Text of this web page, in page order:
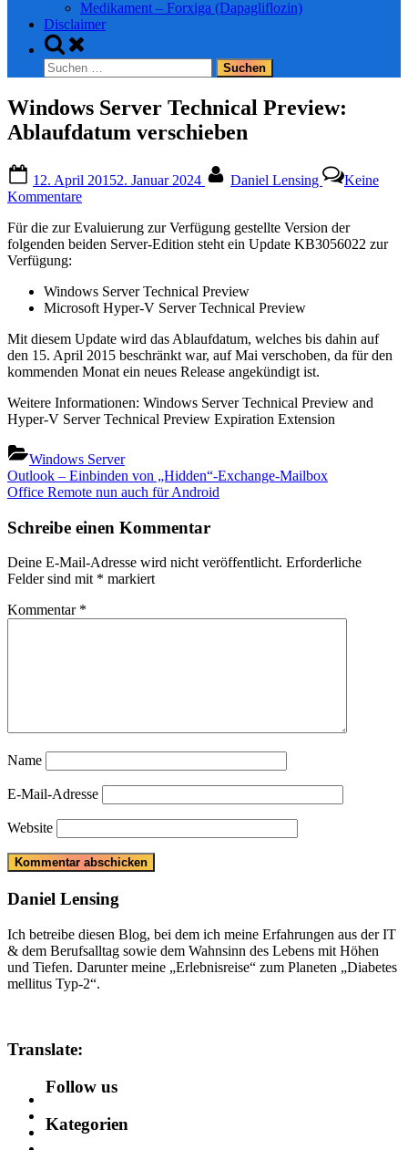
Medikament – Forxiga (Dapagliflozin)
Disclaimer
Toggle
search
form
Suchen
nach:
Windows Server Technical Preview:
Ablaufdatum verschieben
on
12. April 20152. Januar 2024 Daniel Lensing
Keine
Kommentarezu
Server
Technical
verschieben
Für die zur Evaluierung zur Verfügung gestellte Version der
folgenden beiden Server-Edition steht ein Update KB3056022 zur
Verfügung:
Windows Server Technical Preview
Microsoft Hyper-V Server Technical Preview
Mit diesem Update wird das Ablaufdatum, welches bis dahin auf
den 15. April 2015 beschränkt war, auf Mai verschoben, da für den
kommenden Monat ein neues Release angekündigt ist.
Weitere Informationen: Windows Server Technical Preview and
Hyper-V Server Technical Preview Expiration Extension
Windows Server
Beitragsnavigation
Previous
Post:
Outlook – Einbinden von „Hidden“-Exchange-Mailbox
Next
Office Remote nun auch für Android
Schreibe einen Kommentar
Deine E-Mail-Adresse wird nicht veröffentlicht. Erforderliche
Felder sind mit * markiert
Kommentar *
Name
E-Mail-Adresse
Website
Daniel Lensing
Ich betreibe diesen Blog, bei dem ich meine Erfahrungen aus der IT
& dem Berufsalltag sowie dem Wahnsinn des Lebens mit Höhen
und Tiefen. Darunter meine „Erlebnisreise“ zum Planeten „Diabetes
mellitus Typ-2“.
Translate:
Follow us
Kategorien